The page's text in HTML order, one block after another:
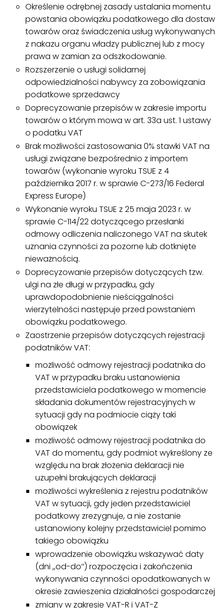
Określenie odrębnej zasady ustalania momentu
powstania obowiązku podatkowego dla dostaw
towarów oraz świadczenia usług wykonywanych
z nakazu organu władzy publicznej lub z mocy
prawa w zamian za odszkodowanie.
Rozszerzenie o usługi solidarnej
odpowiedzialności nabywcy za zobowiązania
podatkowe sprzedawcy
Doprecyzowanie przepisów w zakresie importu
towarów o którym mowa w art. 33a ust. 1 ustawy
o podatku VAT
Brak możliwości zastosowania 0% stawki VAT na
usługi związane bezpośrednio z importem
towarów (wykonanie wyroku TSUE z 4
października 2017 r. w sprawie C-273/16 Federal
Express Europe)
Wykonanie wyroku TSUE z 25 maja 2023 r. w
sprawie C-114/22 dotyczącego przesłanki
odmowy odliczenia naliczonego VAT na skutek
uznania czynności za pozorne lub dotknięte
nieważnością.
Doprecyzowanie przepisów dotyczących tzw.
ulgi na złe długi w przypadku, gdy
uprawdopodobnienie nieściągalności
wierzytelności następuje przed powstaniem
obowiązku podatkowego.
Zaostrzenie przepisów dotyczących rejestracji
podatników VAT:
możliwość odmowy rejestracji podatnika do
VAT w przypadku braku ustanowienia
przedstawiciela podatkowego w momencie
składania dokumentów rejestracyjnych w
sytuacji gdy na podmiocie ciąży taki
obowiązek
możliwość odmowy rejestracji podatnika do
VAT do momentu, gdy podmiot wykreślony ze
względu na brak złożenia deklaracji nie
uzupełni brakujących deklaracji
możliwości wykreślenia z rejestru podatników
VAT w sytuacji, gdy jeden przedstawiciel
podatkowy zrezygnuje, a nie zostanie
ustanowiony kolejny przedstawiciel pomimo
takiego obowiązku
wprowadzenie obowiązku wskazywać daty
(dni ,,od-do’’) rozpoczęcia i zakończenia
wykonywania czynności opodatkowanych w
okresie zawieszenia działalności gospodarczej
zmiany w zakresie VAT-R i VAT-Z